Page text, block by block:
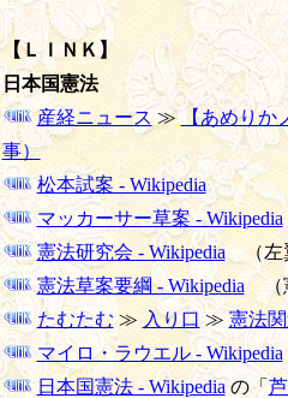
【ＬＩＮＫ】
日本国憲法
産経ニュース ≫
【あめり
事）
松本試案 - Wikipedia
マッカーサー草案 - Wikipedia
憲法研究会 - Wikipedia （左
憲法草案要綱 - Wikipedia （
たむたむ≫ 入り口≫ 憲法
マイロ・ラウエル - Wikipedia
日本国憲法 - Wikipedia の「